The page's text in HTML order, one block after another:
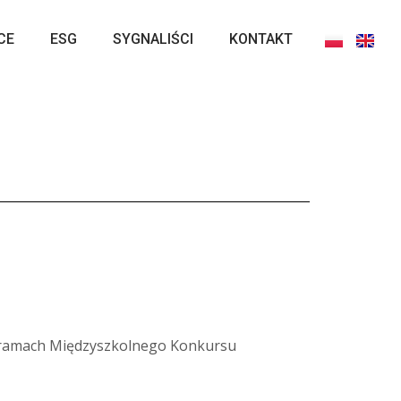
ESG SYGNALIŚCI KONTAKT
Międzyszkolnego Konkursu